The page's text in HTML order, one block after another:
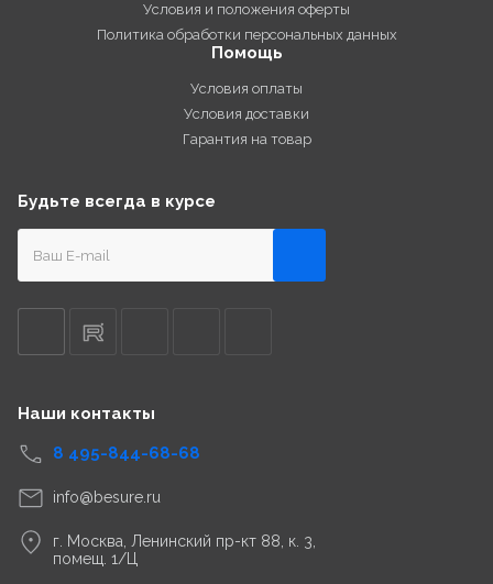
Условия и положения оферты
Политика обработки персональных данных
Помощь
Условия оплаты
Условия доставки
Гарантия на товар
Будьте всегда в курсе
Наши контакты
8 495-844-68-68
info@besure.ru
г. Москва, Ленинский пр-кт 88, к. 3,
помещ. 1/Ц